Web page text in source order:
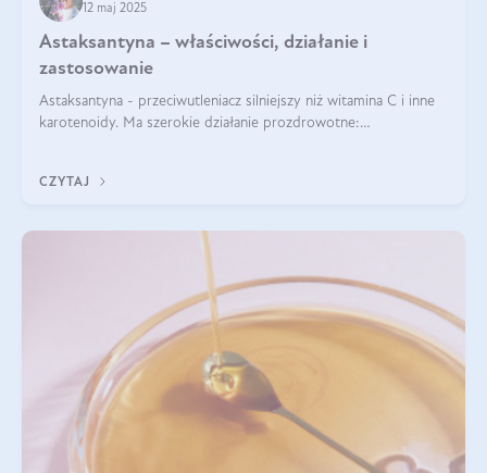
12 maj 2025
Astaksantyna – właściwości, działanie i
zastosowanie
Astaksantyna - przeciwutleniacz silniejszy niż witamina C i inne
karotenoidy. Ma szerokie działanie prozdrowotne:
CZYTAJ